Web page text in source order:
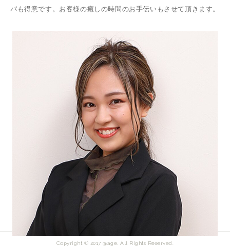
パも得意です。お客様の癒しの時間のお手伝いもさせて頂きます。
Copyright © 2017 @age. All Rights Reserved.